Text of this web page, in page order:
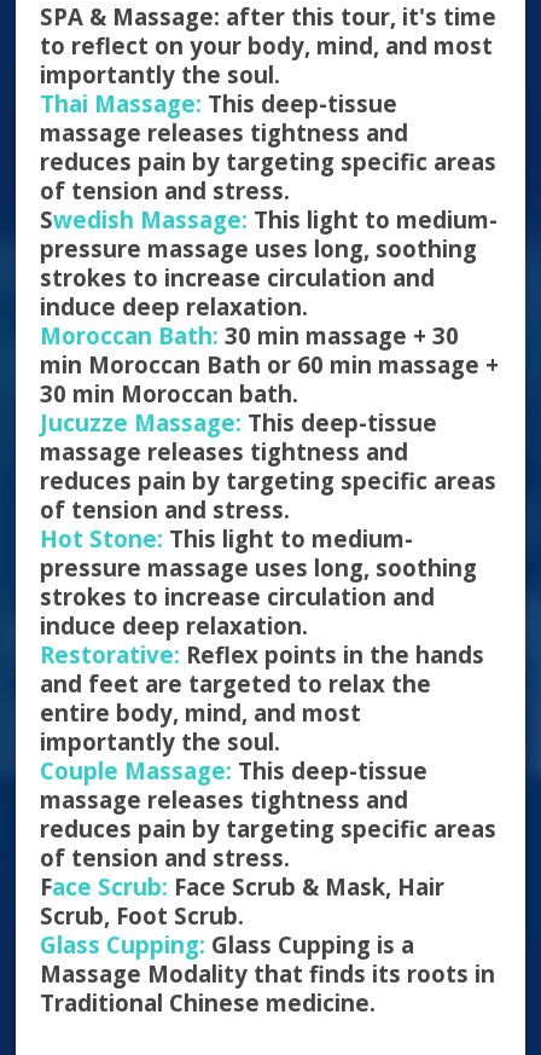
SPA & Massage: after this tour, it's time
to reflect on your body, mind, and most
importantly the soul.
Thai Massage: This deep-tissue
massage releases tightness and
reduces pain by targeting specific areas
of tension and stress.
Swedish Massage: This light to medium-
pressure massage uses long, soothing
strokes to increase circulation and
induce deep relaxation.
Moroccan Bath: 30 min massage + 30
min Moroccan Bath or 60 min massage +
30 min Moroccan bath.
Jucuzze Massage: This deep-tissue
massage releases tightness and
reduces pain by targeting specific areas
of tension and stress.
Hot Stone: This light to medium-
pressure massage uses long, soothing
strokes to increase circulation and
induce deep relaxation.
Restorative: Reflex points in the hands
and feet are targeted to relax the
entire body, mind, and most
importantly the soul.
Couple Massage: This deep-tissue
massage releases tightness and
reduces pain by targeting specific areas
of tension and stress.
Face Scrub: Face Scrub & Mask, Hair
Scrub, Foot Scrub.
Glass Cupping: Glass Cupping is a
Massage Modality that finds its roots in
Traditional Chinese medicine.